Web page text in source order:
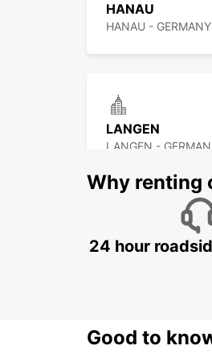
HANAU
HANAU - GERMANY
LANGEN
LANGEN -
FRANKFURT
Why renting
24 hour
Good to